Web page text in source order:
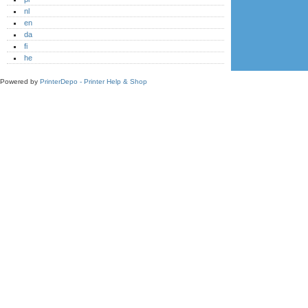
nl
en
da
fi
he
Powered by PrinterDepo - Printer Help & Shop